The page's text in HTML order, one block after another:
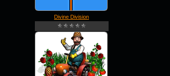
Divine Division